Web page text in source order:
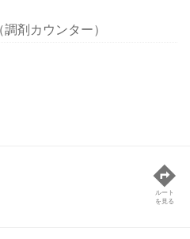
剤カウンター）
ルート
を見る